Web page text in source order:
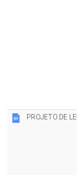
PROJETO DE LEI